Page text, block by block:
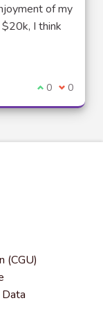
of my
I think
Je suis
0 Je ne
0
(CGU)
étudiante
citoyenne